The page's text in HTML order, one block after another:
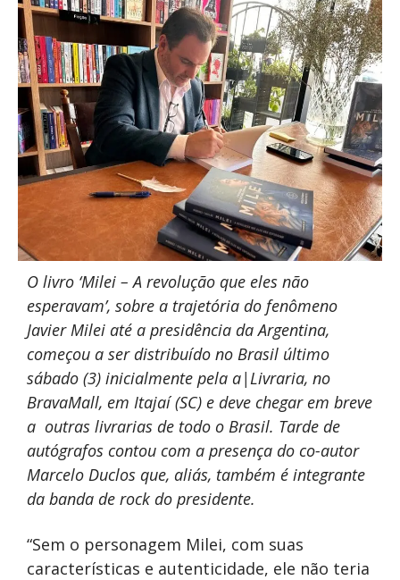
O livro ‘Milei – A revolução que eles não
esperavam’, sobre a trajetória do fenômeno
Javier Milei até a presidência da Argentina,
começou a ser distribuído no Brasil último
sábado (3) inicialmente pela a|Livraria, no
BravaMall, em Itajaí (SC) e deve chegar em breve
a outras livrarias de todo o Brasil. Tarde de
autógrafos contou com a presença do co-autor
Marcelo Duclos que, aliás, também é integrante
da banda de rock do presidente.
“Sem o personagem Milei, com suas
características e autenticidade, ele não teria